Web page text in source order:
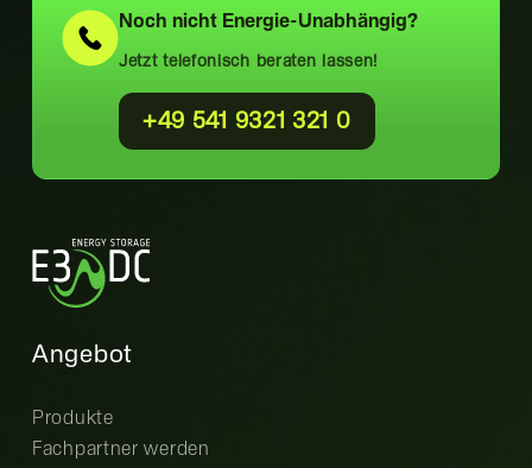
Noch nicht Energie-Unabhängig?
Jetzt telefonisch beraten lassen!
+49 541 9321 321 0
Angebot
Produkte
Fachpartner werden